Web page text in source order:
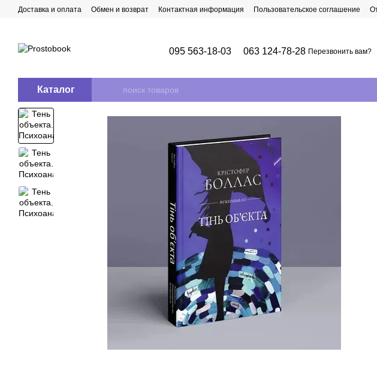
Перейти к основному контенту
Доставка и оплата Обмен и возврат Контактная информация Пользовательское соглашение
095 563-18-03 063 124-78-28 Перезвонить вам?
Каталог